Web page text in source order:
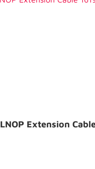
Masimo LNOP Extension